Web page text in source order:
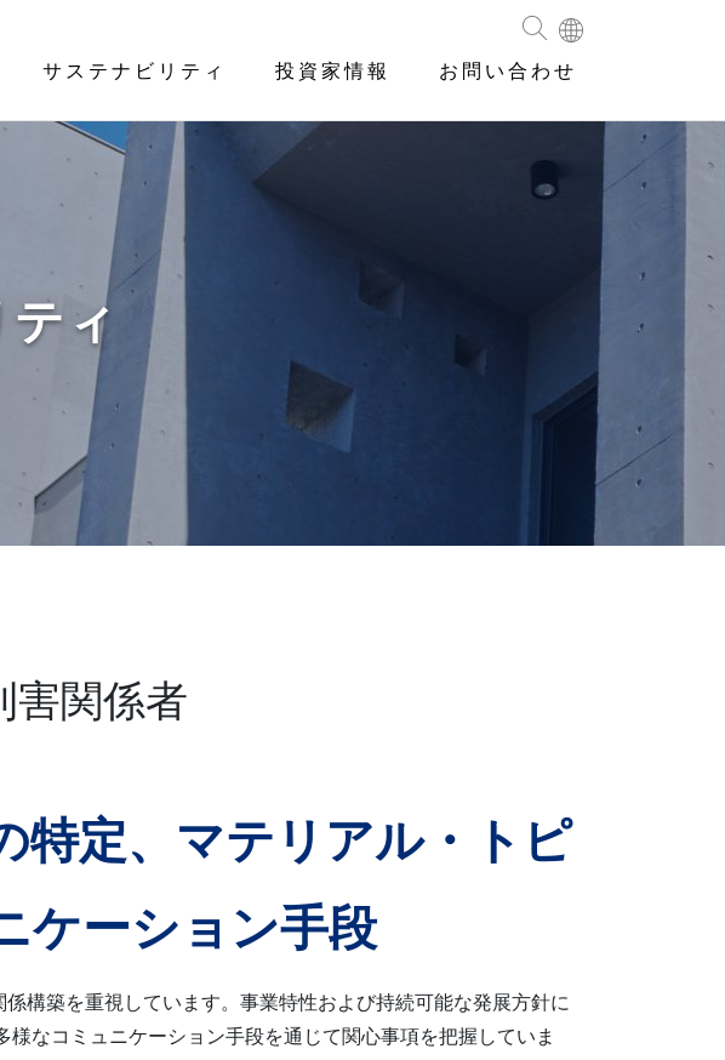
サステナビリティ 投資家情報 お問い合わせ
ィ
害関係者
特定、マテリアル・トピ
ケーション手段
構築を重視しています。事業特性および持続可能な発展方針に
なコミュニケーション手段を通じて関心事項を把握していま